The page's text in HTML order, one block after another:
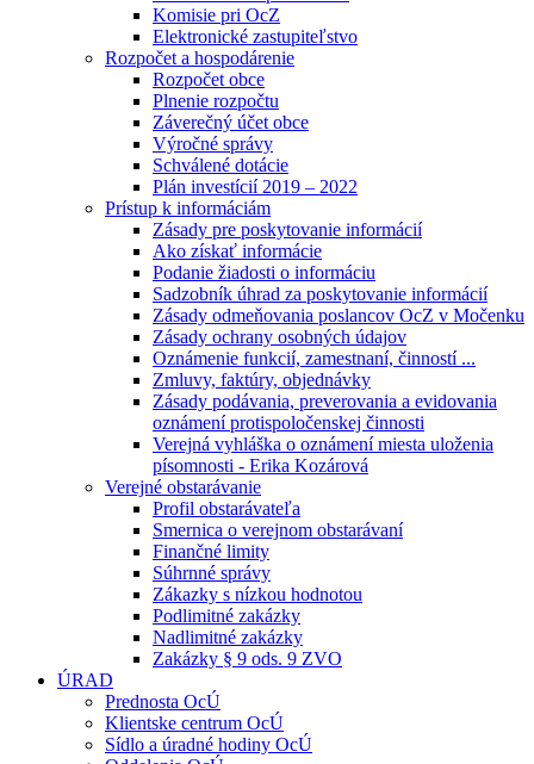
Komisie pri OcZ
Elektronické zastupiteľstvo
Rozpočet a hospodárenie
Rozpočet obce
Plnenie rozpočtu
Záverečný účet obce
Výročné správy
Schválené dotácie
Plán investícií 2019 – 2022
Prístup k informáciám
Zásady pre poskytovanie informácií
Ako získať informácie
Podanie žiadosti o informáciu
Sadzobník úhrad za poskytovanie informácií
Zásady odmeňovania poslancov OcZ v Močenku
Zásady ochrany osobných údajov
Oznámenie funkcií, zamestnaní, činností ...
Zmluvy, faktúry, objednávky
Zásady podávania, preverovania a evidovania
oznámení protispoločenskej činnosti
Verejná vyhláška o oznámení miesta uloženia
písomnosti - Erika Kozárová
Verejné obstarávanie
Profil obstarávateľa
Smernica o verejnom obstarávaní
Finančné limity
Súhrnné správy
Zákazky s nízkou hodnotou
Podlimitné zakázky
Nadlimitné zakázky
Zakázky § 9 ods. 9 ZVO
ÚRAD
Prednosta OcÚ
Klientske centrum OcÚ
Sídlo a úradné hodiny OcÚ